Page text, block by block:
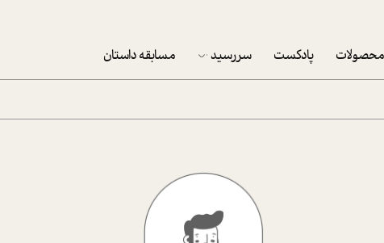
محصولات پادکست سررسید
پکيج نوروزي موفقيت
تقویم رومیزی
مسابقه داستان